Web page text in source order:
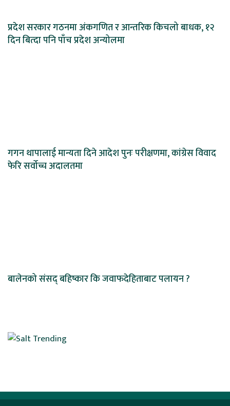
प्रदेश सरकार गठनमा अंकगणित र आन्तरिक किचलो बाधक, १२
दिन बित्दा पनि पाँच प्रदेश अन्योलमा
गगन थापालाई मान्यता दिने आदेश पुनः परीक्षणमा, कांग्रेस विवाद
फेरि सर्वोच्च अदालतमा
बालेनको संसद् बहिष्कार कि जवाफदेहिताबाट पलायन ?